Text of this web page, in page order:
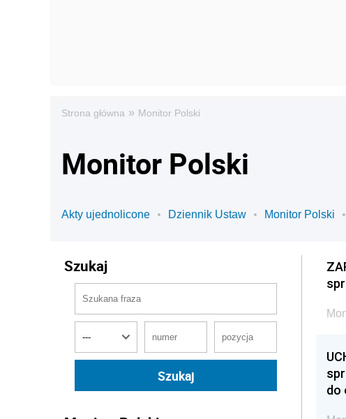
Strona główna » Monitor Polski
Monitor Polski
Akty ujednolicone Dziennik Ustaw Monitor Polski
Szukaj
do